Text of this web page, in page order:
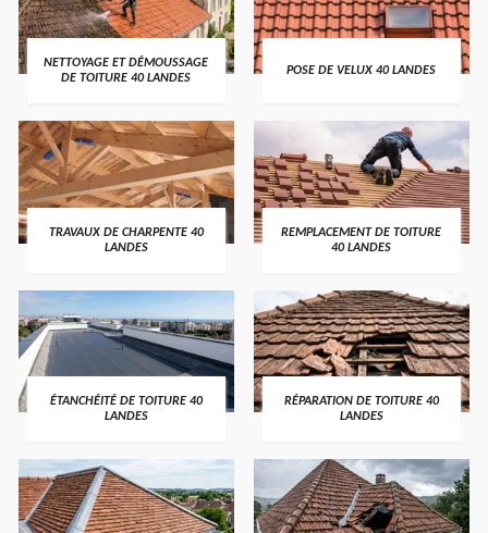
NETTOYAGE ET DÉMOUSSAGE
DE TOITURE 40 LANDES
POSE DE VELUX 40 LANDES
TRAVAUX DE CHARPENTE 40
LANDES
REMPLACEMENT DE TOITURE
40 LANDES
ÉTANCHÉITÉ DE TOITURE 40
LANDES
RÉPARATION DE TOITURE 40
LANDES